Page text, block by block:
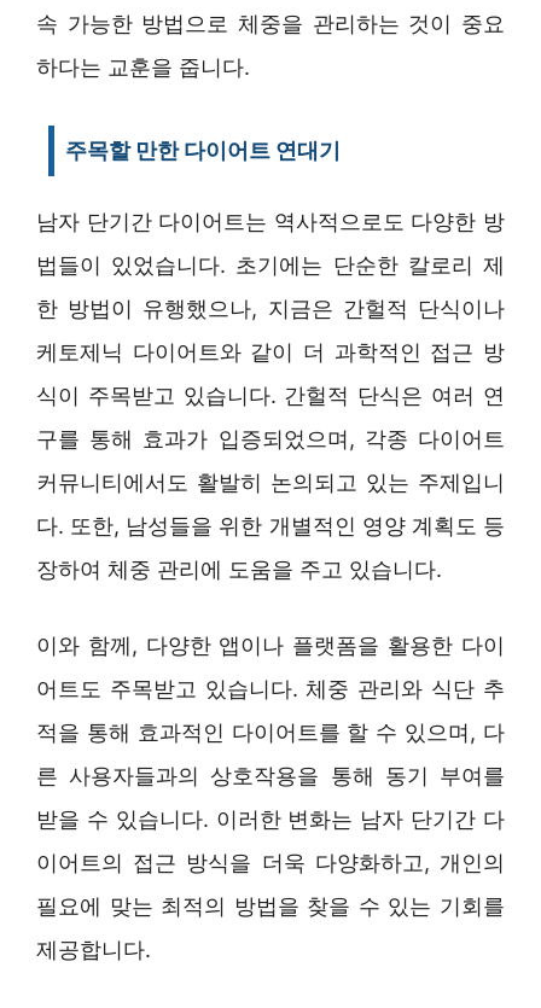
속 가능한 방법으로 체중을 관리하는 것이 중요
하다는 교훈을 줍니다.
주목할 만한 다이어트 연대기
남자 단기간 다이어트는 역사적으로도 다양한 방
법들이 있었습니다. 초기에는 단순한 칼로리 제
한 방법이 유행했으나, 지금은 간헐적 단식이나
케토제닉 다이어트와 같이 더 과학적인 접근 방
식이 주목받고 있습니다. 간헐적 단식은 여러 연
구를 통해 효과가 입증되었으며, 각종 다이어트
커뮤니티에서도 활발히 논의되고 있는 주제입니
다. 또한, 남성들을 위한 개별적인 영양 계획도 등
장하여 체중 관리에 도움을 주고 있습니다.
이와 함께, 다양한 앱이나 플랫폼을 활용한 다이
어트도 주목받고 있습니다. 체중 관리와 식단 추
적을 통해 효과적인 다이어트를 할 수 있으며, 다
른 사용자들과의 상호작용을 통해 동기 부여를
받을 수 있습니다. 이러한 변화는 남자 단기간 다
이어트의 접근 방식을 더욱 다양화하고, 개인의
필요에 맞는 최적의 방법을 찾을 수 있는 기회를
제공합니다.